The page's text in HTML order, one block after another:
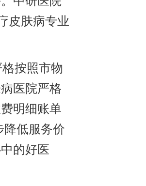
皮肤病专业
按照市物
医院严格
明细账单
降低服务价
的好医